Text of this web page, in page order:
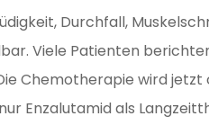
Durchfall,
Viele Patienten
Chemotherapie wird jetzt
Enzalutamid als